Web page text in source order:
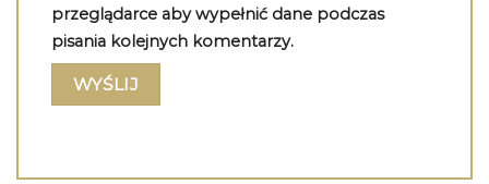
przeglądarce aby wypełnić dane podczas
pisania kolejnych komentarzy.